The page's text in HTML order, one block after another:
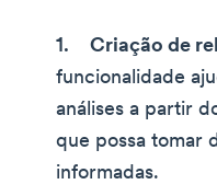
Criação de
funcionalidade
análises a partir
que possa tomar
informadas.